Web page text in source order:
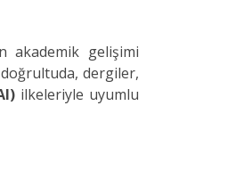
akademik gelişimi
doğrultuda, dergiler,
ilkeleriyle uyumlu